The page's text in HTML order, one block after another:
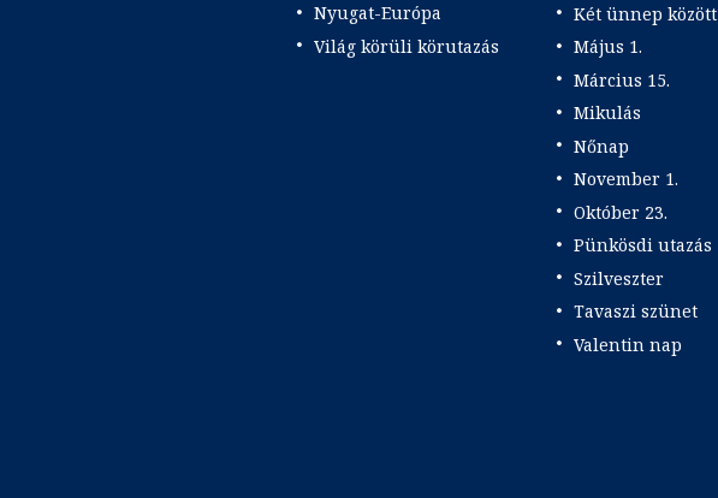
Nyugat-Európa
Világ körüli körutazás
Két ünnep között
Május 1.
Március 15.
Mikulás
Nőnap
November 1.
Október 23.
Pünkösdi utazás
Szilveszter
Tavaszi szünet
Valentin nap